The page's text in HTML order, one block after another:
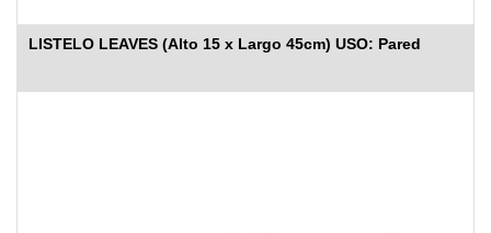
LISTELO LEAVES (Alto 15 x Largo 45cm) USO: Pared